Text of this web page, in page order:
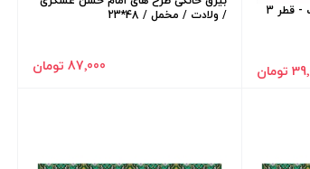
پایه پرچم پلاستیکی دیوار کوب - قطر 3
/ ولادت / مخمل / 48*23
87٬000 تومان